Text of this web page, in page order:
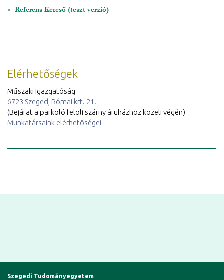
Referens Kereső (teszt verzió)
Elérhetőségek
Műszaki Igazgatóság
6723 Szeged, Római krt. 21.
(Bejárat a parkoló felöli szárny áruházhoz közeli végén)
Munkatársaink elérhetőségei
Szegedi Tudományegyetem